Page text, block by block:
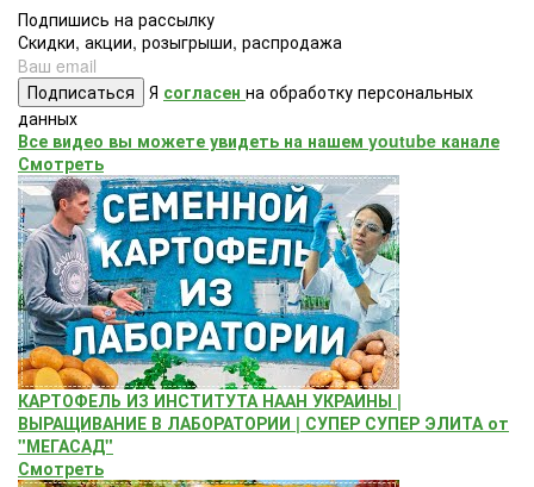
Подпишись на рассылку
Скидки, акции, розыгрыши, распродажа
Подписаться Я согласен на обработку персональных
данных
Все видео вы можете увидеть на нашем youtube канале
Смотреть
КАРТОФЕЛЬ ИЗ ИНСТИТУТА НААН УКРАИНЫ |
ВЫРАЩИВАНИЕ В ЛАБОРАТОРИИ | СУПЕР СУПЕР ЭЛИТА от
"МЕГАСАД"
Смотреть